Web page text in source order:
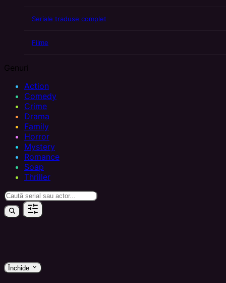
Seriale traduse complet
Filme
Genuri
Action
Comedy
Crime
Drama
Family
Horror
Mystery
Romance
Soap
Thriller
Închide keyboard_arrow_down